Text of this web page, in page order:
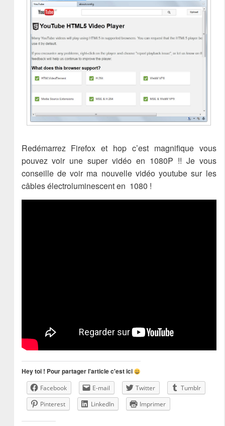
Redémarrez Firefox et hop c’est magnifique vous
pouvez voir une super vidéo en 1080P !! Je vous
conseille de voir ma nouvelle vidéo youtube sur les
câbles électroluminescent en 1080 !
Hey toi ! Pour partager l'article c'est ici
Facebook E-mail Twitter
Tumblr
Pinterest
LinkedIn Imprimer